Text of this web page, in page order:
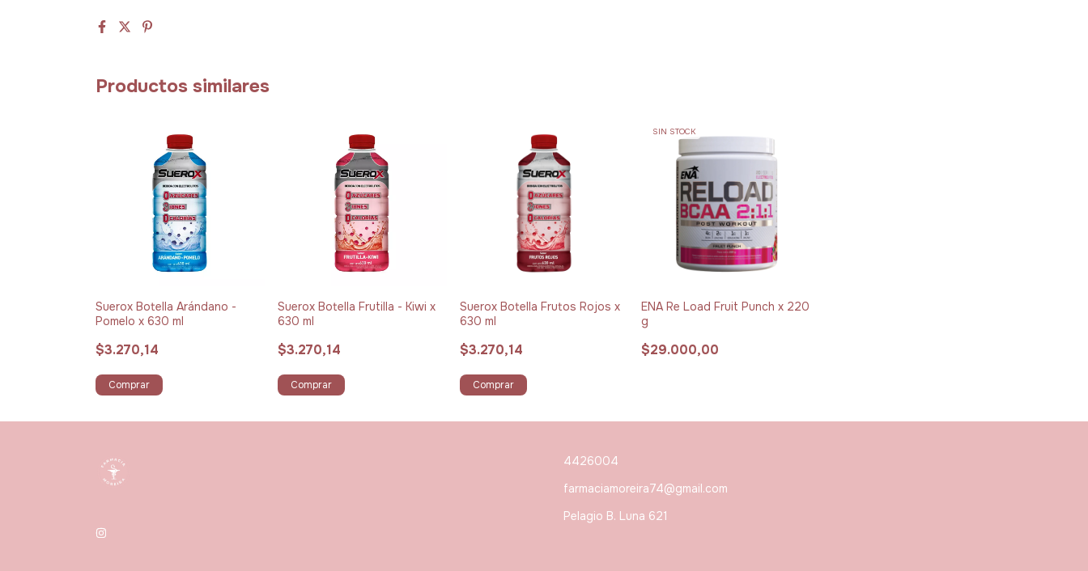
Productos similares
Suerox Botella Arándano -
Pomelo x 630 ml
$3.270,14
Comprar
Suerox Botella Frutilla - Kiwi x
630 ml
$3.270,14
Comprar
Suerox Botella Frutos Rojos x
630 ml
$3.270,14
Comprar
SIN STOCK
ENA Re Load Fruit Punch x 220
g
$29.000,00
4426004
farmaciamoreira74@gmail.com
Pelagio B. Luna 621